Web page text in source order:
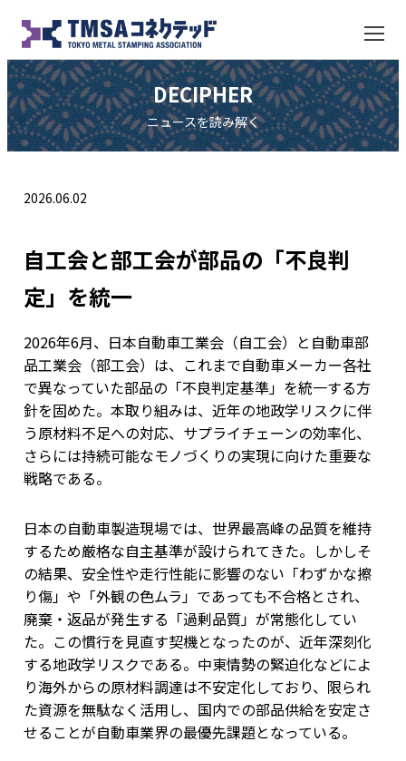
DECIPHER
ニュースを読み解く
2026.06.02
自工会と部工会が部品の「不良判
定」を統一
2026年6月、日本自動車工業会（自工会）と自動車部
品工業会（部工会）は、これまで自動車メーカー各社
で異なっていた部品の「不良判定基準」を統一する方
針を固めた。本取り組みは、近年の地政学リスクに伴
う原材料不足への対応、サプライチェーンの効率化、
さらには持続可能なモノづくりの実現に向けた重要な
戦略である。
日本の自動車製造現場では、世界最高峰の品質を維持
するため厳格な自主基準が設けられてきた。しかしそ
の結果、安全性や走行性能に影響のない「わずかな擦
り傷」や「外観の色ムラ」であっても不合格とされ、
廃棄・返品が発生する「過剰品質」が常態化してい
た。この慣行を見直す契機となったのが、近年深刻化
する地政学リスクである。中東情勢の緊迫化などによ
り海外からの原材料調達は不安定化しており、限られ
た資源を無駄なく活用し、国内での部品供給を安定さ
せることが自動車業界の最優先課題となっている。